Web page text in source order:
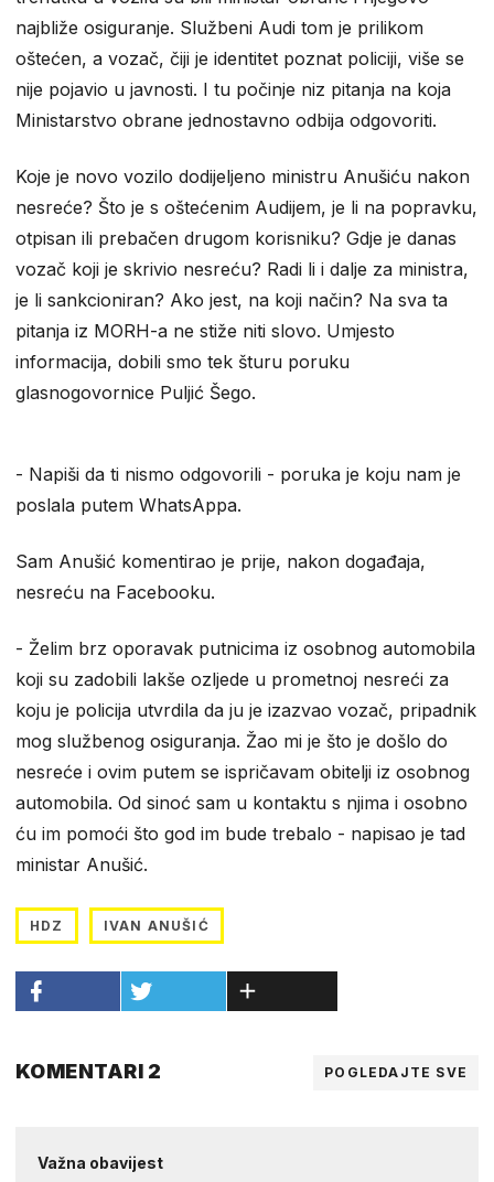
najbliže osiguranje. Službeni Audi tom je prilikom
oštećen, a vozač, čiji je identitet poznat policiji, više se
nije pojavio u javnosti. I tu počinje niz pitanja na koja
Ministarstvo obrane jednostavno odbija odgovoriti.
Koje je novo vozilo dodijeljeno ministru Anušiću nakon
nesreće? Što je s oštećenim Audijem, je li na popravku,
otpisan ili prebačen drugom korisniku? Gdje je danas
vozač koji je skrivio nesreću? Radi li i dalje za ministra,
je li sankcioniran? Ako jest, na koji način? Na sva ta
pitanja iz MORH-a ne stiže niti slovo. Umjesto
informacija, dobili smo tek šturu poruku
glasnogovornice Puljić Šego.
- Napiši da ti nismo odgovorili - poruka je koju nam je
poslala putem WhatsAppa.
Sam Anušić komentirao je prije, nakon događaja,
nesreću na Facebooku.
- Želim brz oporavak putnicima iz osobnog automobila
koji su zadobili lakše ozljede u prometnoj nesreći za
koju je policija utvrdila da ju je izazvao vozač, pripadnik
mog službenog osiguranja. Žao mi je što je došlo do
nesreće i ovim putem se ispričavam obitelji iz osobnog
automobila. Od sinoć sam u kontaktu s njima i osobno
ću im pomoći što god im bude trebalo - napisao je tad
ministar Anušić.
HDZ IVAN ANUŠIĆ
KOMENTARI 2 POGLEDAJTE SVE
Važna obavijest